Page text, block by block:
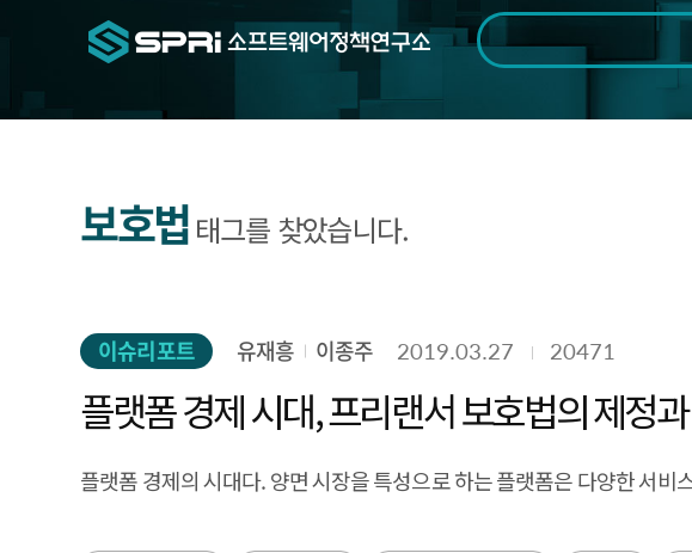
기간 전체 1일 1주 1개
보호법 태그를 찾았습니다.
이슈리포트 유재흥 이종주 2019.03.27 20471
플랫폼 경제 시대, 프리랜서 보호법의 제정
플랫폼 경제의 시대다. 양면 시장을 특성으로 하는 플랫폼은 다양한 서비